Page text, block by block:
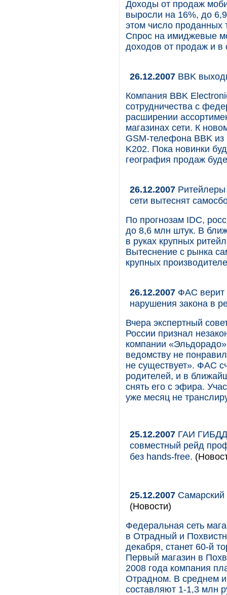
Доходы от продаж
выросли на 16%, до
этом число проданных
Спрос на имиджевые
доходов от продаж и в
26.12.2007 BBK
Компания BBK
сотрудничества с
расширении
магазинах сети. К
GSM-телефона BBK
K202. Пока новинки
география продаж
26.12.2007
сети вытеснят
По прогнозам IDC,
до 8,6 млн штук. В
в руках крупных
Вытеснение с рынка
крупных
26.12.2007 ФАС верит
нарушения закона в
Вчера экспертный
России признал
компании
ведомству не
не существует». ФАС
родителей, и в
снять его с эфира.
уже месяц не
25.12.2007 ГАИ ГИБДД
совместный рейд
без hands-free.
25.12.2007
(Новости)
Федеральная сеть
в Отрадный и
декабря, станет 60-й
Первый магазин в
2008 года компания
Отрадном. В среднем
составляют 1-1,3 млн